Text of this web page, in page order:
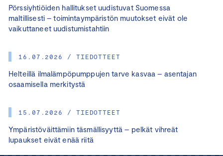
Pörssiyhtiöiden hallitukset uudistuvat Suomessa
maltillisesti – toimintaympäristön muutokset eivät ole
vaikuttaneet uudistumistahtiin
16.07.2026 / TIEDOTTEET
Helteillä ilmalämpöpumppujen tarve kasvaa – asentajan
osaamisella merkitystä
15.07.2026 / TIEDOTTEET
Ympäristöväittämiin täsmällisyyttä – pelkät vihreät
lupaukset eivät enää riitä